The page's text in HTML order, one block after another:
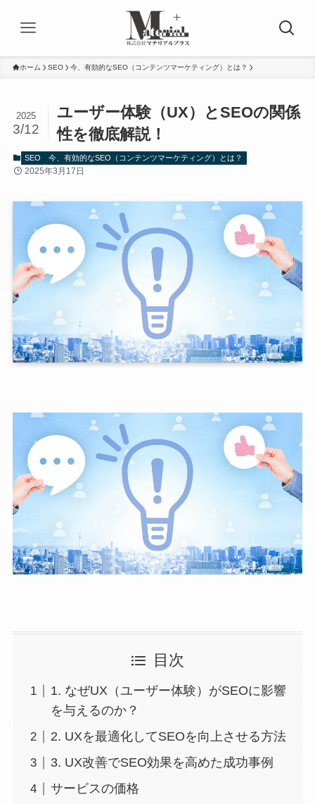
ホーム SEO 今、有効的なSEO（コンテンツマーケティング）とは？
ユーザー体験（UX）とSEOの関係
性を徹底解説！
2025
3/12
SEO 今、有効的なSEO（コンテンツマーケティング）とは？
2025年3月17日
目次
1. なぜUX（ユーザー体験）がSEOに影響
を与えるのか？
2. UXを最適化してSEOを向上させる方法
3. UX改善でSEO効果を高めた成功事例
サービスの価格